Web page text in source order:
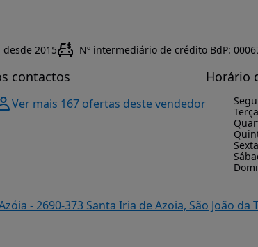
2015 Nº intermediário de crédito BdP:
contactos
Ver mais 167 ofertas deste vendedor
Horário
- 2690-373 Santa Iria de Azoia, São João da